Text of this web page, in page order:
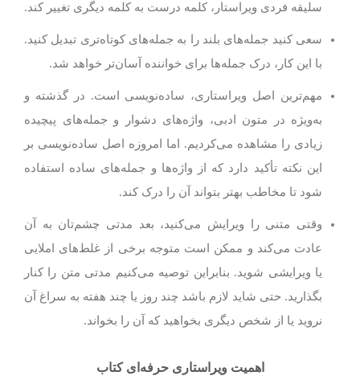
سلیقه فردی ویراستار، کلمه درست به کلمه دیگری تغییر کند.
سعی کنید جمله‌های بلند را به جمله‌های کوتا‌ه‌تری تبدیل کنید.
با این کار، درک جمله‌‌ها برای خواننده آسان‌تر خواهد شد.
مهم‌ترین اصل ویراستاری، ساده‌نویسی است. در گذشته و
به‌‌ویژه در متون ادبی، واژه‌های دشوار و جمله‌های پیچیده
زیادی را مشاهده می‌کردیم. اما امروزه اصل ساده‌نویسی بر
این نکته تأکید دارد که از واژه‌ها و جمله‌های ساده استفاده
شود تا مخاطب بهتر بتواند آن را درک کند.
وقتی متنی را ویرایش می‌کنید، بعد مدتی چشم‌تان به آن
عادت می‌کند و ممکن است متوجه برخی از غلط‌های املایی
یا ویرایشی شوید. بنابراین توصیه می‌کنیم مدتی متن را کنار
بگذارید. حتی شاید لازم باشد چند روز یا چند هفته به سراغ آن
نروید یا از شخص دیگری بخواهید که آن را بخواند.
اهمیت ویراستاری حرفه‌ای کتاب